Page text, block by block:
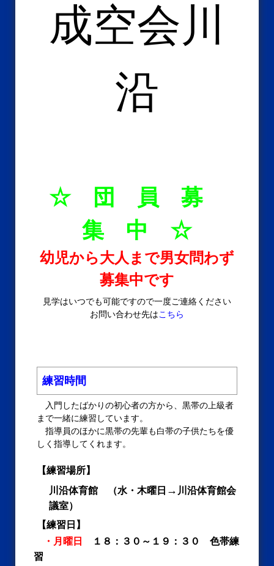
成空会川
沿
☆ 団 員 募
集 中 ☆
幼児から大人まで男女問わず
募集中です
見学はいつでも可能ですので一度ご連絡ください
お問い合わせ先はこちら
練習時間
入門したばかりの初心者の方から、黒帯の上級者
まで一緒に練習しています。
指導員のほかに黒帯の先輩も白帯の子供たちを優
しく指導してくれます。
【練習場所】
川沿体育館 （水・木曜日 → 川沿体育館会
議室）
【練習日】
・月曜日
１８：３０～１９：３０ 色帯練
習